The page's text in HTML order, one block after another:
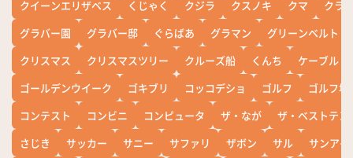
クイーンエリザベス
くじゃく クジラ クスノキ クマ
クラ
グラバー園
グラバー邸 ぐらばあ グラマン
グリーンベルト
クリスマス
クリスマスツリー クルーズ船 くんち
ケーブル
ゴールデンウイーク
ゴキブリ コッコデショ ゴルフ
ゴルフ場
コンテスト
コンビニ コンピュータ ザ・なが
ザ・ベストテン
さじき
サッカー サニー サファリ ザボン サル
サンアイ